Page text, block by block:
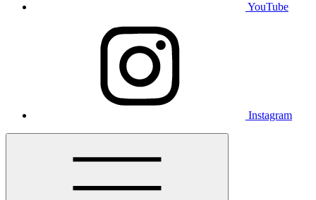
YouTube
Instagram